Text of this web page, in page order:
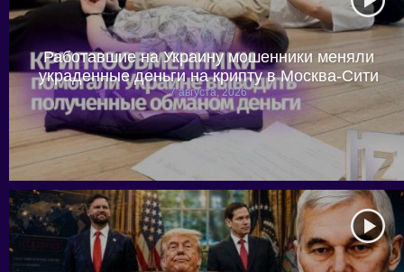
Работавшие на Украину мошенники меняли
украденные деньги на крипту в Москва-Сити
7 августа, 2026